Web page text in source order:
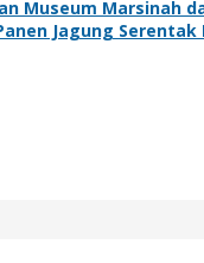
Museum Marsinah
Jagung Serentak